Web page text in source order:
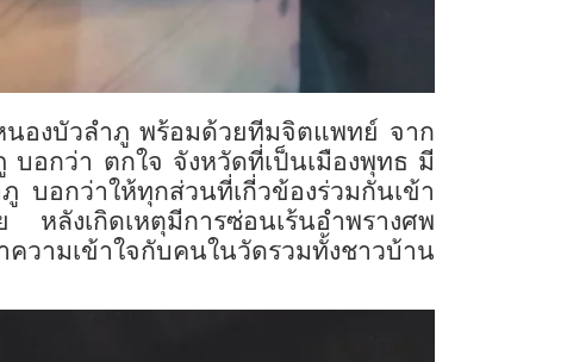
องบัวลำภู พร้อมด้วยทีมจิตแพทย์ จาก
อกว่า ตกใจ จังหวัดที่เป็นเมืองพุทธ มี
บอกว่าให้ทุกส่วนที่เกี่วข้องร่วมกันเข้า
ลังเกิดเหตุมีการซ่อนเร้นอำพรางศพ
วามเข้าใจกับคนในวัดรวมทั้งชาวบ้าน